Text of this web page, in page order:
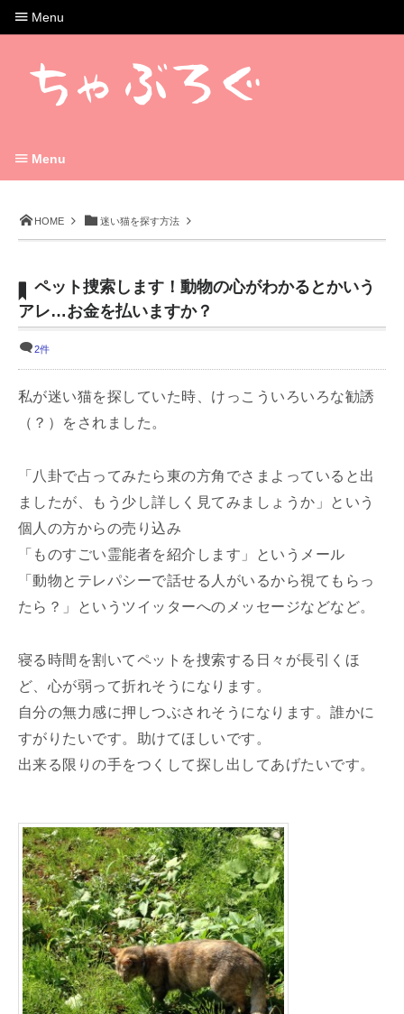
HOME 迷い猫を探す方法
ペット捜索します！動物の心がわかるとかいう
アレ…お金を払いますか？
2件
私が迷い猫を探していた時、けっこういろいろな勧誘
（？）をされました。
「八卦で占ってみたら東の方角でさまよっていると出
ましたが、もう少し詳しく見てみましょうか」という
個人の方からの売り込み
「ものすごい霊能者を紹介します」というメール
「動物とテレパシーで話せる人がいるから視てもらっ
たら？」というツイッターへのメッセージなどなど。
寝る時間を割いてペットを捜索する日々が長引くほ
ど、心が弱って折れそうになります。
自分の無力感に押しつぶされそうになります。誰かに
すがりたいです。助けてほしいです。
出来る限りの手をつくして探し出してあげたいです。
Menu
Menu